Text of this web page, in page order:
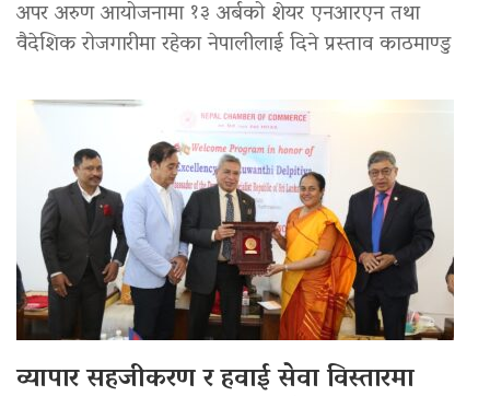
अपर अरुण आयोजनामा १३ अर्बको शेयर एनआरएन तथा
वैदेशिक रोजगारीमा रहेका नेपालीलाई दिने प्रस्ताव काठमाण्डु
व्यापार सहजीकरण र हवाई सेवा विस्तारमा